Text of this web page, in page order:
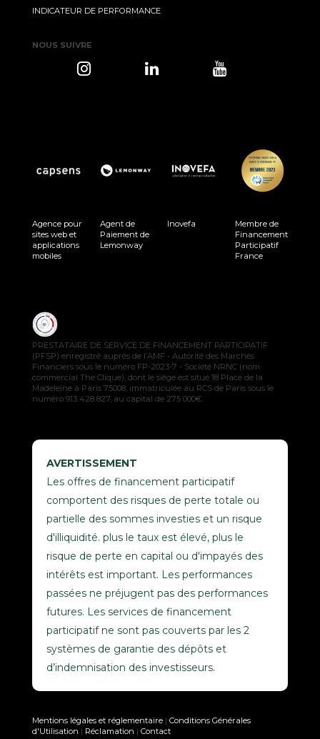
INDICATEUR DE PERFORMANCE
NOUS SUIVRE
Agence pour
sites web et
applications
mobiles
Agent de
Paiement de
Lemonway
Inovefa
Membre de
Financement
Participatif
France
PRESTATAIRE DE SERVICE DE FINANCEMENT PARTICIPATIF
(PFSP) enregistré auprès de l’AMF - Autorité des Marchés
Financiers sous le numéro FP-2023-7 - Société NRNC (nom
commercial The Clique), dont le siège est situé 18 Place de la
Madeleine à Paris 75008, immatriculée au RCS de Paris sous le
numéro 913 428 827, au capital de 275 000€.
AVERTISSEMENT
Les offres de financement participatif
comportent des risques de perte totale ou
partielle des sommes investies et un risque
d'illiquidité. plus le taux est élevé, plus le
risque de perte en capital ou d'impayés des
intérêts est important. Les performances
passées ne préjugent pas des performances
futures. Les services de financement
participatif ne sont pas couverts par les 2
systèmes de garantie des dépôts et
d’indemnisation des investisseurs.
Mentions légales et réglementaire| Conditions Générales
d'Utilisation | Réclamation | Contact